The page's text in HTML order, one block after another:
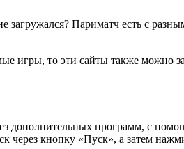
загружался? Париматч есть с
игры, то эти сайты также можно
дополнительных программ, с
через кнопку «Пуск», а затем